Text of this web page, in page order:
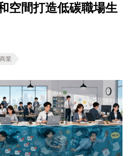
空間打造低碳職場生
業